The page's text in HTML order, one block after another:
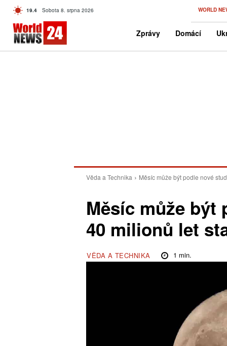
19.4 C Czech
Sobota 8. srpna 2026 WORLD
Zprávy Domácí
Věda a Technika Měsíc může být podle nové
Měsíc může být
40 milionů let
VĚDA A TECHNIKA 1 min.